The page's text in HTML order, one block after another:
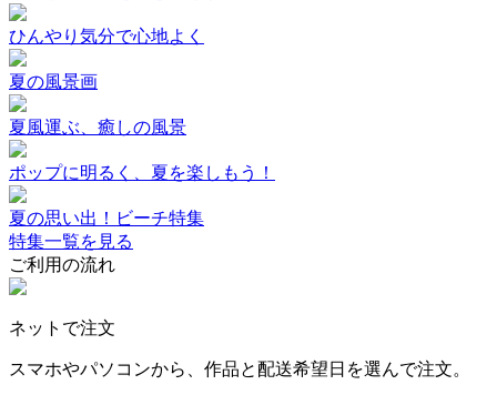
ひんやり気分で心地よく
夏の風景画
夏風運ぶ、癒しの風景
ポップに明るく、夏を楽しもう！
夏の思い出！ビーチ特集
特集一覧を見る
ご利用の流れ
ネットで注文
スマホやパソコンから、作品と配送希望日を選んで注文。